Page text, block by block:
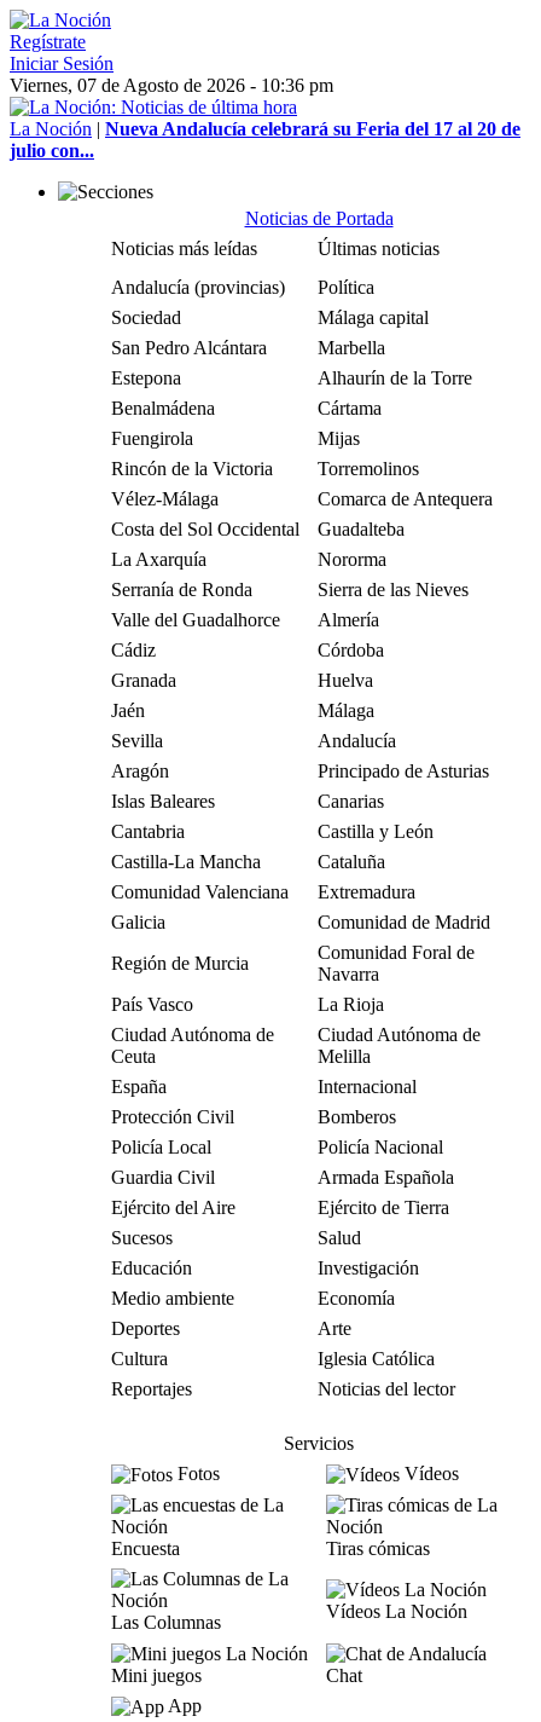
Regístrate
Iniciar Sesión
Viernes, 07 de Agosto de 2026 - 10:36 pm
La Noción | Nueva Andalucía celebrará su Feria del 17 al 20 de
julio con...
Noticias de Portada
Noticias más leídas
Últimas noticias
Andalucía (provincias)
Política
Sociedad
Málaga capital
San Pedro Alcántara
Marbella
Estepona
Alhaurín de la Torre
Benalmádena
Cártama
Fuengirola
Mijas
Rincón de la Victoria
Torremolinos
Vélez-Málaga
Comarca de Antequera
Costa del Sol Occidental
Guadalteba
La Axarquía
Nororma
Serranía de Ronda
Sierra de las Nieves
Valle del Guadalhorce
Almería
Cádiz
Córdoba
Granada
Huelva
Jaén
Málaga
Sevilla
Andalucía
Aragón
Principado de Asturias
Islas Baleares
Canarias
Cantabria
Castilla y León
Castilla-La Mancha
Cataluña
Comunidad Valenciana
Extremadura
Galicia
Comunidad de Madrid
Región de Murcia
Comunidad Foral de
Navarra
País Vasco
La Rioja
Ciudad Autónoma de
Ceuta
Ciudad Autónoma de
Melilla
España
Internacional
Protección Civil
Bomberos
Policía Local
Policía Nacional
Guardia Civil
Armada Española
Ejército del Aire
Ejército de Tierra
Sucesos
Salud
Educación
Investigación
Medio ambiente
Economía
Deportes
Arte
Cultura
Iglesia Católica
Reportajes
Noticias del lector
Servicios
Fotos
Vídeos
Encuesta Tiras cómicas
Las Columnas
Vídeos La Noción
Mini juegos
Chat
App